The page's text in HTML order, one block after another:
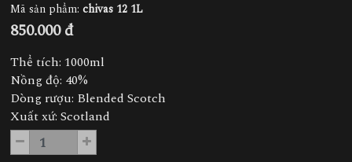
Mã sản phẩm: chivas 12 1L
850.000 đ
Thể tích: 1000ml
Nồng độ: 40%
Dòng rượu: Blended Scotch
Xuất xứ: Scotland